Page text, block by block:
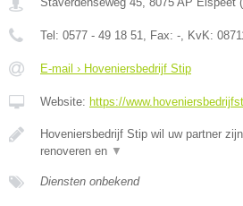
Tel: 0577 - 49 18 51, Fax: -, KvK:
E-mail › Hoveniersbedrijf Stip
Website: https://
Hoveniersbedrijf Stip wil uw partner
renoveren en ▼
Diensten onbekend